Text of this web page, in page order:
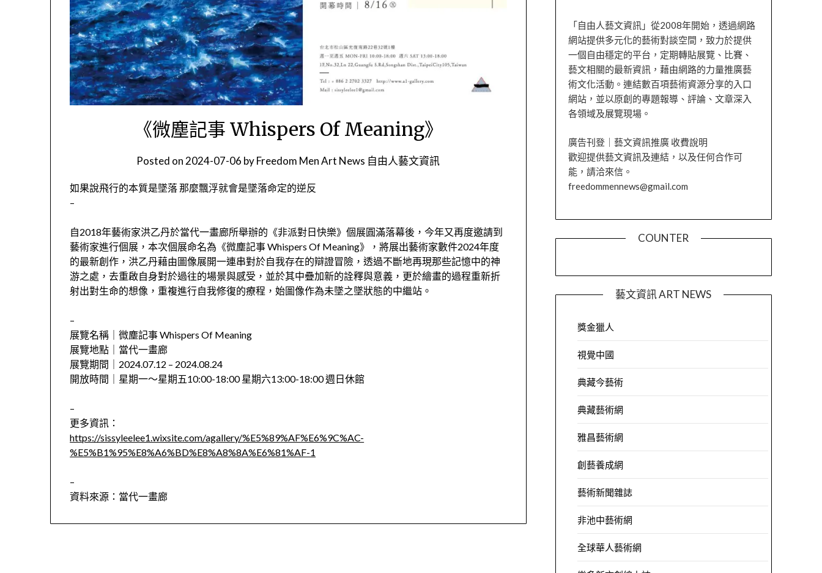
《微塵記事 Whispers Of Meaning》
Posted on2024-07-06 byFreedom Men Art News 自由人藝文資訊
如果說飛行的本質是墜落 那麼飄浮就會是墜落命定的逆反
–
自2018年藝術家洪乙丹於當代一畫廊所舉辦的《非派對日快樂》個展圓滿落幕後，今年又再度邀請到
藝術家進行個展，本次個展命名為《微塵記事 Whispers Of Meaning》，將展出藝術家數件2024年度
的最新創作，洪乙丹藉由圖像展開一連串對於自我存在的辯證冒險，透過不斷地再現那些記憶中的神
游之處，去重啟自身對於過往的場景與感受，並於其中疊加新的詮釋與意義，更於繪畫的過程重新折
射出對生命的想像，重複進行自我修復的療程，始圖像作為未墜之墜狀態的中繼站。
–
展覽名稱｜微塵記事 Whispers Of Meaning
展覽地點｜當代一畫廊
展覽期間｜2024.07.12 – 2024.08.24
開放時間｜星期一～星期五10:00-18:00 星期六13:00-18:00 週日休館
–
更多資訊：
https://sissyleelee1.wixsite.com/agallery/%E5%89%AF%E6%9C%AC-
%E5%B1%95%E8%A6%BD%E8%A8%8A%E6%81%AF-1
–
資料來源：當代一畫廊
「自由人藝文資訊」從2008年開始，透過網路
網站提供多元化的藝術對談空間，致力於提供
一個自由穩定的平台，定期轉貼展覽、比賽、
藝文相關的最新資訊，藉由網路的力量推廣藝
術文化活動。連結數百項藝術資源分享的入口
網站，並以原創的專題報導、評論、文章深入
各領域及展覽現場。
廣告刊登｜藝文資訊推廣 收費說明
歡迎提供藝文資訊及連結，以及任何合作可
能，請洽來信。
freedommennews@gmail.com
COUNTER
藝文資訊 ART NEWS
獎金獵人
視覺中國
典藏今藝術
典藏藝術網
雅昌藝術網
創藝養成網
藝術新聞雜誌
非池中藝術網
全球華人藝術網